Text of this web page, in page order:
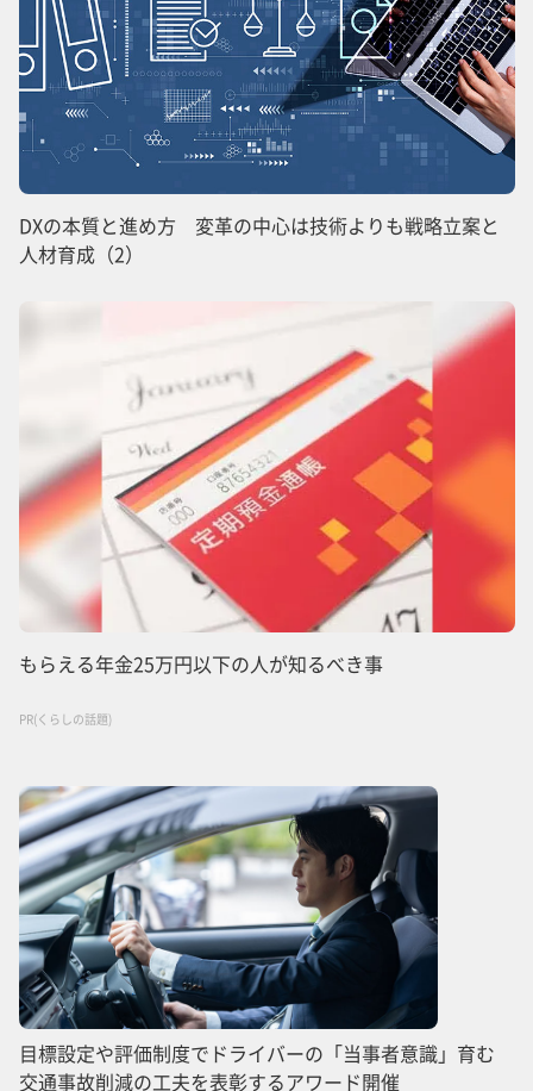
DXの本質と進め方 変革の中心は技術よりも戦略立案と
人材育成（2）
もらえる年金25万円以下の人が知るべき事
PR(くらしの話題)
目標設定や評価制度でドライバーの「当事者意識」育む
交通事故削減の工夫を表彰するアワード開催